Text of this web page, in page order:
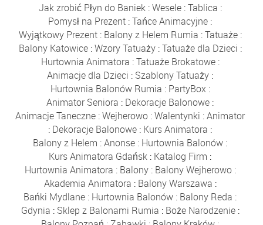
Jak zrobić Płyn do Baniek:Wesele:Tablica :
Pomysł na Prezent :Tańce Animacyjne :
Wyjątkowy Prezent: Balony z Helem Rumia :Tatuaże:
Balony Katowice:Wzory Tatuaży:Tatuaże dla Dzieci :
Hurtownia Animatora :Tatuaże Brokatowe:
Animacje dla Dzieci : Szablony Tatuaży :
Hurtownia Balonów Rumia : PartyBox:
Animator Seniora : Dekoracje Balonowe :
Animacje Taneczne :Wejherowo :Walentynki :Animator
: Dekoracje Balonowe : Kurs Animatora :
Balony z Helem :Anonse : Hurtownia Balonów :
Kurs Animatora Gdańsk : Katalog Firm :
Hurtownia Animatora : Balony: Balony Wejherowo:
Akademia Animatora : Balony Warszawa :
Bańki Mydlane : Hurtownia Balonów : Balony Reda :
Gdynia : Sklep z Balonami Rumia : Boże Narodzenie: